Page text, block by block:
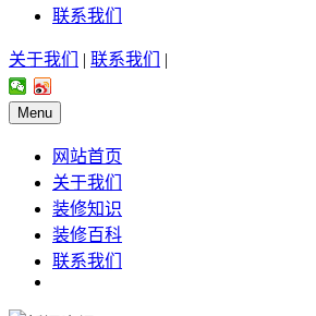
联系我们
关于我们 | 联系我们 |
Menu
网站首页
关于我们
装修知识
装修百科
联系我们